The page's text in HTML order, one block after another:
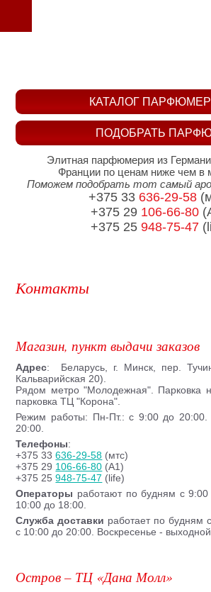
Контакты
Магазин, пункт выдачи заказов
Адрес: Беларусь, г. Минск, пер.
Кальварийская 20).
Рядом метро "Молодежная". Парковка
парковка ТЦ "Корона".
Режим работы: Пн-Пт.: с 9:00 до
20:00.
Телефоны:
+375 33636-29-58 (мтс)
+375 29 106-66-80 (A1)
+375 25948-75-47 (life)
Операторы работают по будням с
10:00 до 18:00.
Служба доставки работает по будням
с 10:00 до 20:00. Воскресенье - выходной.
Остров – ТЦ «Дана Молл»
ПОДОБРАТЬ
КАТАЛОГ
Элитная парфюмерия из
Франции по ценам ниже чем в
Поможем подобрать тот самый
+375 33 636-29-58
+375 29 106-66-80
+375 25 948-75-47